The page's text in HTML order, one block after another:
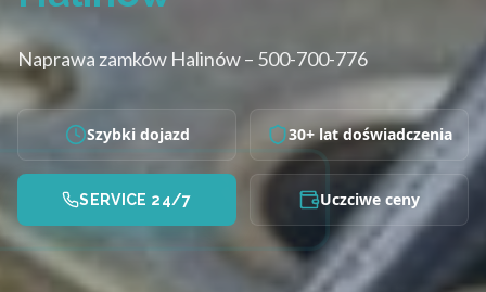
Naprawa zamków Halinów – 500-700-776
Szybki dojazd 30+ lat doświadczenia
SERVICE 24/7 Uczciwe ceny